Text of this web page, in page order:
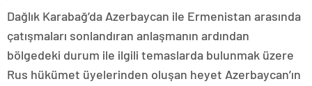
Dağlık Karabağ’da Azerbaycan ile Ermenistan arasında
çatışmaları sonlandıran anlaşmanın ardından
bölgedeki durum ile ilgili temaslarda bulunmak üzere
Rus hükümet üyelerinden oluşan heyet Azerbaycan’ın